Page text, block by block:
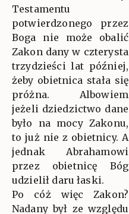
Testamentu
potwierdzonego przez
Boga nie może obalić
Zakon dany w czterysta
trzydzieści lat później,
żeby obietnica stała się
próżna. Albowiem
jeżeli dziedzictwo dane
było na mocy Zakonu,
to już nie z obietnicy. A
jednak Abrahamowi
przez obietnicę Bóg
udzielił daru łaski.
Po cóż więc Zakon?
Nadany był ze względu